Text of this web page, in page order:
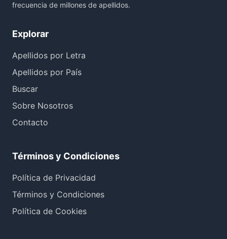
frecuencia de millones de apellidos.
Explorar
Apellidos por Letra
Apellidos por País
Buscar
Sobre Nosotros
Contacto
Términos y Condiciones
Política de Privacidad
Términos y Condiciones
Política de Cookies